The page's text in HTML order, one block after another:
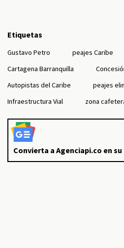
Etiquetas
Gustavo Petro peajes Caribe
Cartagena Barranquilla
Autopistas del Caribe
peajes
Infraestructura Vial
zona
Convierta a Agenciapi.co en